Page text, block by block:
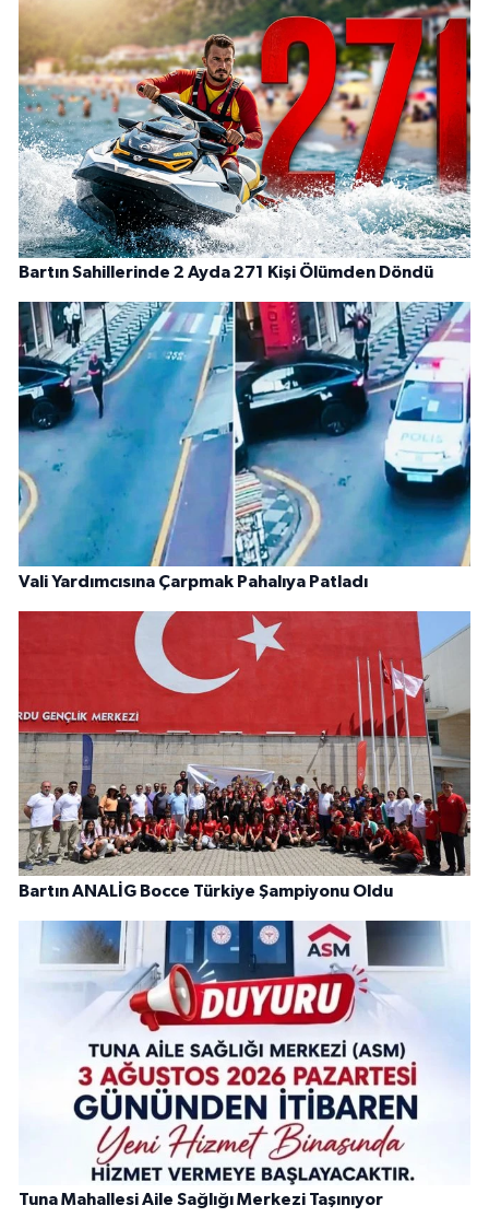
Bartın Sahillerinde 2 Ayda 271 Kişi Ölümden Döndü
Vali Yardımcısına Çarpmak Pahalıya Patladı
Bartın ANALİG Bocce Türkiye Şampiyonu Oldu
Tuna Mahallesi Aile Sağlığı Merkezi Taşınıyor